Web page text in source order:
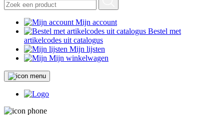
Mijn account
Bestel met
artikelcodes uit catalogus
Mijn lijsten
Mijn winkelwagen